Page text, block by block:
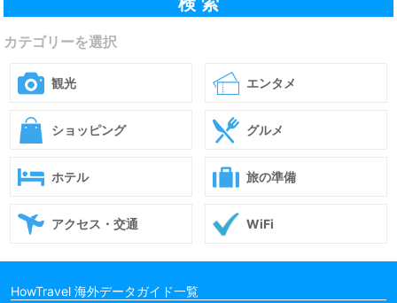
カテゴリーを選択
観光 エンタメ
ショッピング グルメ
ホテル 旅の準備
アクセス・交通 WiFi
HowTravel 海外データガイド一覧